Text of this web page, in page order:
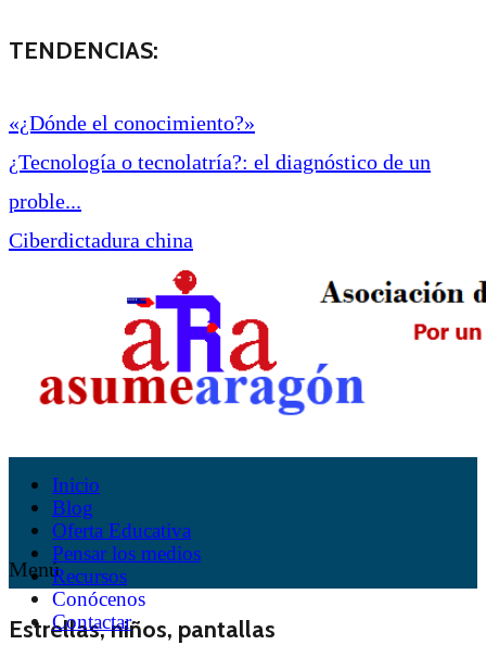
TENDENCIAS:
«¿Dónde el conocimiento?»
¿Tecnología o tecnolatría?: el diagnóstico de un
proble...
Ciberdictadura china
Inicio
Blog
Oferta Educativa
Pensar los medios
Recursos
Conócenos
Contactar
Menú
Estrellas, niños, pantallas